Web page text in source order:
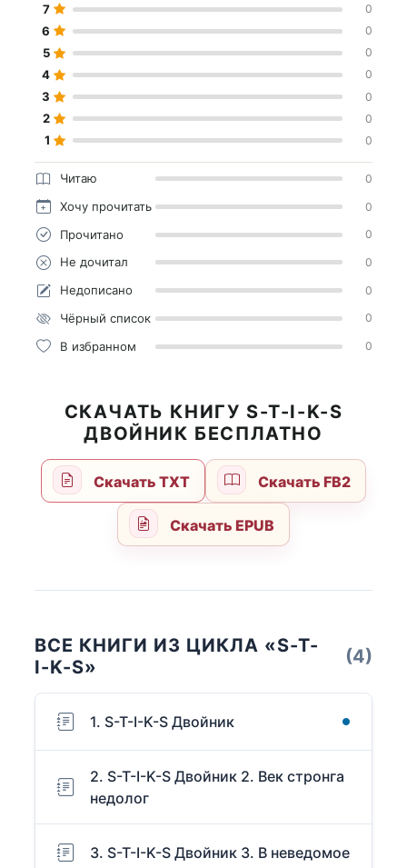
7 0
6 0
5 0
4 0
3 0
2 0
1 0
Читаю 0
Хочу прочитать 0
Прочитано 0
Не дочитал 0
Недописано 0
Чёрный список 0
В избранном 0
СКАЧАТЬ КНИГУ S-T-I-K-S
ДВОЙНИК БЕСПЛАТНО
Скачать TXT Скачать FB2
Скачать EPUB
ВСЕ КНИГИ ИЗ ЦИКЛА «S-T-
I-K-S»
(4)
1. S-T-I-K-S Двойник
2. S-T-I-K-S Двойник 2. Век стронга
недолог
3. S-T-I-K-S Двойник 3. В неведомое